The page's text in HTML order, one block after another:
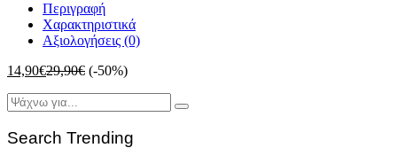
Περιγραφή
Χαρακτηριστικά
Αξιολογήσεις (0)
14,90€29,90€ (-50%)
Search Trending